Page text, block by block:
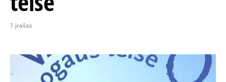
1 įrašas